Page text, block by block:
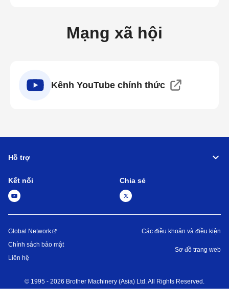
Mạng xã hội
Kênh YouTube chính thức
Hỗ trợ
Kết nối Chia sẻ
Global Network
Chính sách bảo mật
Liên hệ
Các điều khoản và điều kiện
Sơ đồ trang web
© 1995 - 2026 Brother Machinery (Asia) Ltd. All Rights Reserved.